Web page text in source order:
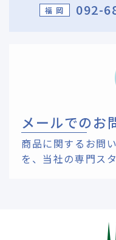
福 岡 092-
メールでのお
商品に関するお問
を、 当社の専門ス